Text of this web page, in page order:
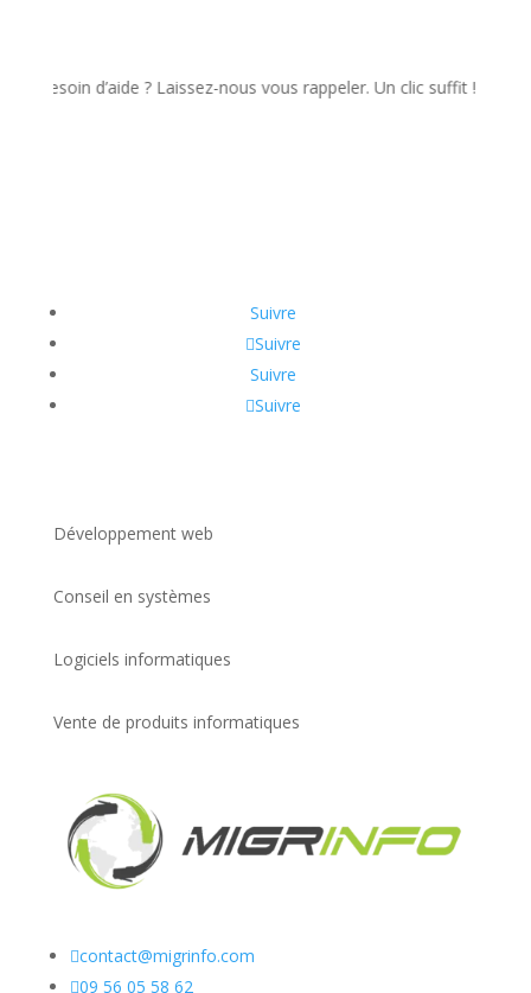
d’aide ? Laissez-nous vous rappeler. Un clic suffit !
Suivre
Suivre
Suivre
Suivre
Développement web
Conseil en systèmes
Logiciels informatiques
Vente de produits informatiques
contact@migrinfo.com
09 56 05 58 62